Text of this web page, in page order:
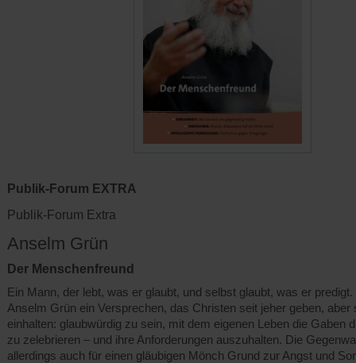
Publik-Forum EXTRA
Publik-Forum Extra
Anselm Grün
Der Menschenfreund
Ein Mann, der lebt, was er glaubt, und selbst glaubt, was er
Anselm Grün ein Versprechen, das Christen seit jeher geben, aber
einhalten: glaubwürdig zu sein, mit dem eigenen Leben die Gaben
zu zelebrieren – und ihre Anforderungen auszuhalten. Die
allerdings auch für einen gläubigen Mönch Grund zur Angst und